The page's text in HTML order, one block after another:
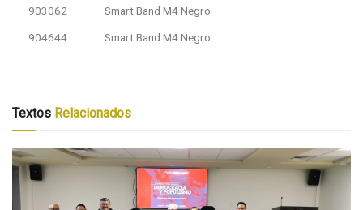
903062 Smart Band M4 Negro
904644 Smart Band M4 Negro
Textos Relacionados